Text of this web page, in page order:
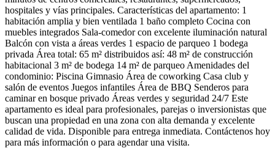
hospitales y vías principales. Características del apartamento: 1
habitación amplia y bien ventilada 1 baño completo Cocina con
muebles integrados Sala-comedor con excelente iluminación natural
Balcón con vista a áreas verdes 1 espacio de parqueo 1 bodega
privada Área total: 65 m² distribuidos así: 48 m² de construcción
habitacional 3 m² de bodega 14 m² de parqueo Amenidades del
condominio: Piscina Gimnasio Área de coworking Casa club y
salón de eventos Juegos infantiles Área de BBQ Senderos para
caminar en bosque privado Áreas verdes y seguridad 24/7 Este
apartamento es ideal para profesionales, parejas o inversionistas que
buscan una propiedad en una zona con alta demanda y excelente
calidad de vida. Disponible para entrega inmediata. Contáctenos hoy
para más información o para agendar una visita.